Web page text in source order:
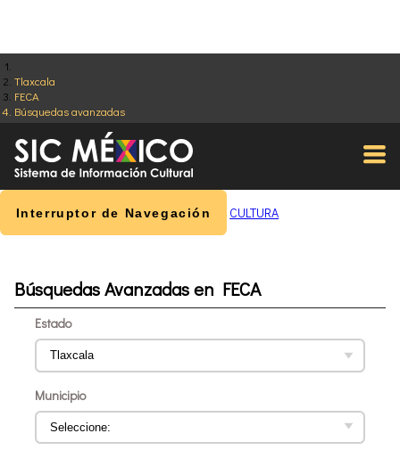
Tlaxcala
FECA
Búsquedas avanzadas
Interruptor de Navegación CULTURA
Búsquedas Avanzadas en FECA
Estado
Municipio